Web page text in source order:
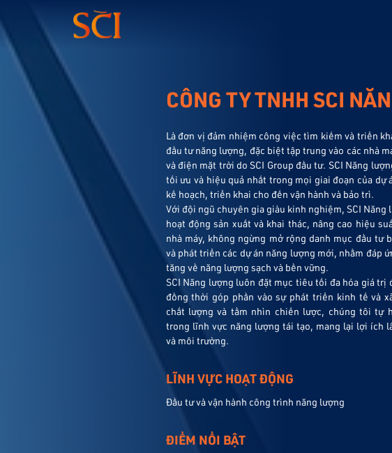
CÔNG TY TNHH SCI
Là đơn vị đảm nhiệm công việc tìm kiếm và triển
đầu tư năng lượng, đặc biệt tập trung vào các nhà
và điện mặt trời do SCI Group đầu tư. SCI Năng
tối ưu và hiệu quả nhất trong mọi giai đoạn của dự
kế hoạch, triển khai cho đến vận hành và bảo trì.
Với đội ngũ chuyên gia giàu kinh nghiệm, SCI
hoạt động sản xuất và khai thác, nâng cao hiệu
nhà máy, không ngừng mở rộng danh mục đầu tư
và phát triển các dự án năng lượng mới, nhằm đáp
tăng về năng lượng sạch và bền vững.
SCI Năng lượng luôn đặt mục tiêu tối đa hóa giá trị
đồng thời góp phần vào sự phát triển kinh tế và
chất lượng và tầm nhìn chiến lược, chúng tôi tự
trong lĩnh vực năng lượng tái tạo, mang lại lợi ích
và môi trường.
LĨNH VỰC HOẠT ĐỘNG
Đầu tư và vận hành công trình năng lượng
ĐIỂM NỔI BẬT